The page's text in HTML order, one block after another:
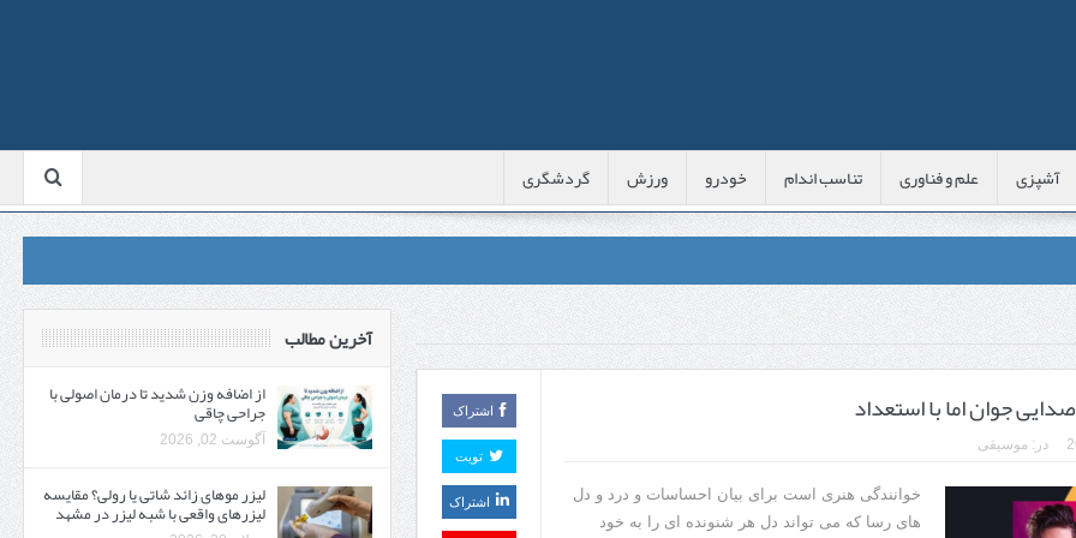
آشپزی علم و فناوری تناسب اندام خودرو ورزش گردشگری
با شبه‌ لیزر در مشهد
این موارد را بررسی کنید
است؟
جوان اما با استعداد
در: موسیقی
خوانندگی هنری است برای بیان احساسات و درد و دل
های رسا که می تواند دل هر شنونده ای را به خود
اشتراک
تویت
اشتراک
آخرین مطالب
از اضافه وزن شدید تا درمان اصولی با
جراحی چاقی
آگوست 02, 2026
لیزر موهای زائد شاتی یا رولی؟ مقایسه
لیزرهای واقعی با شبه‌ لیزر در مشهد